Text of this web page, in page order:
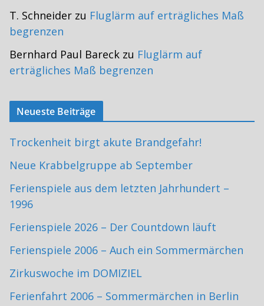
T. Schneider zu Fluglärm auf erträgliches Maß
begrenzen
Bernhard Paul Bareck zu Fluglärm auf
erträgliches Maß begrenzen
Neueste Beiträge
Trockenheit birgt akute Brandgefahr!
Neue Krabbelgruppe ab September
Ferienspiele aus dem letzten Jahrhundert –
1996
Ferienspiele 2026 – Der Countdown läuft
Ferienspiele 2006 – Auch ein Sommermärchen
Zirkuswoche im DOMIZIEL
Ferienfahrt 2006 – Sommermärchen in Berlin